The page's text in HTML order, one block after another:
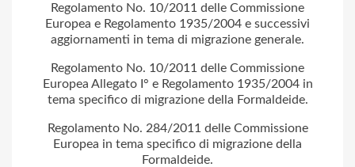
Regolamento No. 10/2011 delle Commissione
Europea e Regolamento 1935/2004 e successivi
aggiornamenti in tema di migrazione generale.
Regolamento No. 10/2011 delle Commissione
Europea Allegato I° e Regolamento 1935/2004 in
tema specifico di migrazione della Formaldeide.
Regolamento No. 284/2011 delle Commissione
Europea in tema specifico di migrazione della
Formaldeide.